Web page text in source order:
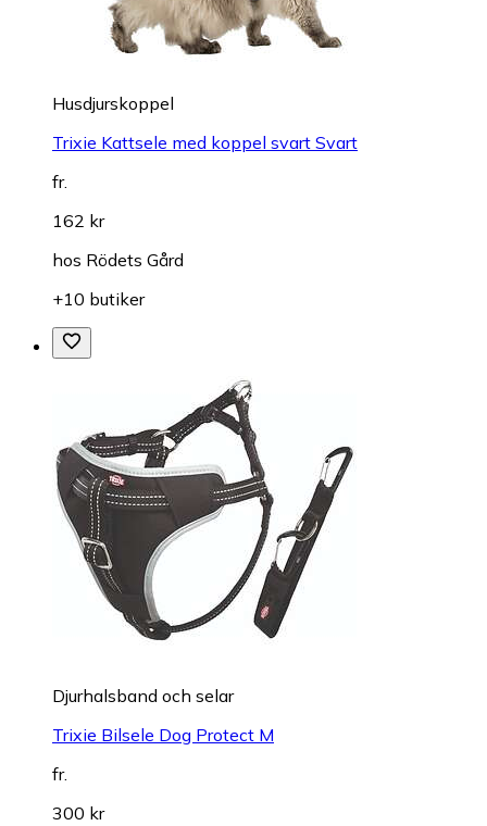
Husdjurskoppel
Trixie Kattsele med koppel svart Svart
fr.
162 kr
hos Rödets Gård
+10 butiker
Djurhalsband och selar
Trixie Bilsele Dog Protect M
fr.
300 kr